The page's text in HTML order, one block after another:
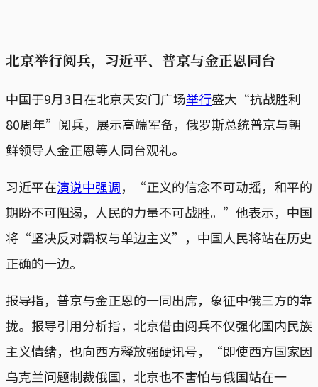
北京举行阅兵，习近平、普京与金正恩同台
中国于9月3日在北京天安门广场举行盛大“抗战胜利
80周年”阅兵，展示高端军备，俄罗斯总统普京与朝
鲜领导人金正恩等人同台观礼。
习近平在演说中强调，“正义的信念不可动摇，和平的
期盼不可阻遏，人民的力量不可战胜。”他表示，中国
将“坚决反对霸权与单边主义”，中国人民将站在历史
正确的一边。
报导指，普京与金正恩的一同出席，象征中俄三方的靠
拢。报导引用分析指，北京借由阅兵不仅强化国内民族
主义情绪，也向西方释放强硬讯号，“即使西方国家因
乌克兰问题制裁俄国，北京也不害怕与俄国站在一